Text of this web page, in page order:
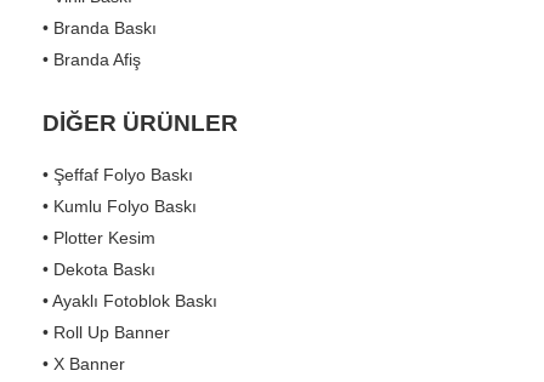
• Branda Baskı
• Branda Afiş
DİĞER ÜRÜNLER
• Şeffaf Folyo Baskı
• Kumlu Folyo Baskı
• Plotter Kesim
• Dekota Baskı
• Ayaklı Fotoblok Baskı
• Roll Up Banner
• X Banner